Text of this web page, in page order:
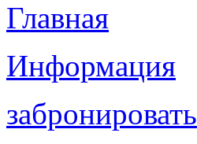
Главная
Информация
забронировать